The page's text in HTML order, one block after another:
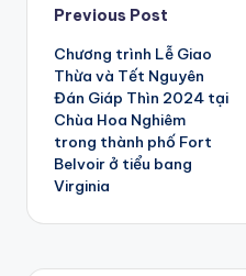
Post
navigation
Previous Post
Chương trình Lễ Giao
Thừa và Tết Nguyên
Đán Giáp Thìn 2024 tại
Chùa Hoa Nghiêm
trong thành phố Fort
Belvoir ở tiểu bang
Virginia